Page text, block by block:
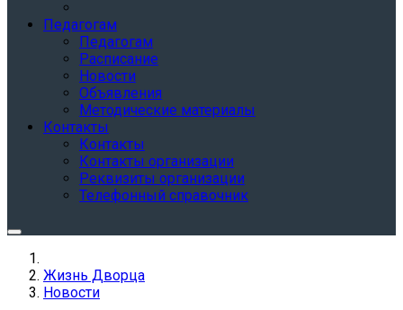
Педагогам
Педагогам
Расписание
Новости
Объявления
Методические материалы
Контакты
Контакты
Контакты организации
Реквизиты организации
Телефонный справочник
Жизнь Дворца
Новости